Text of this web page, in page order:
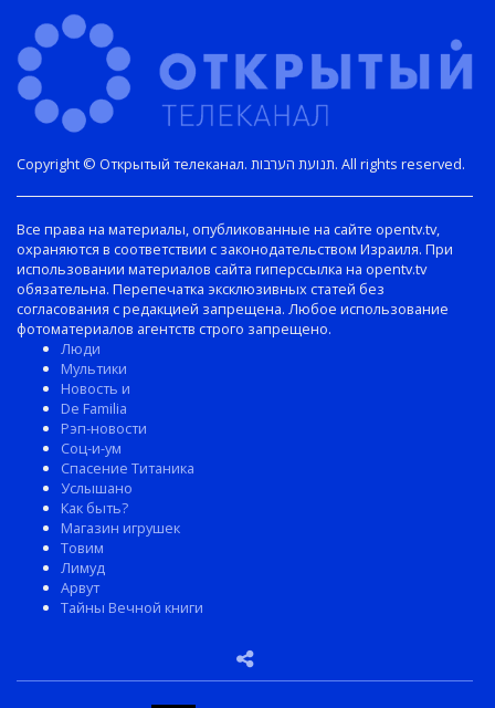
Copyright © Открытый телеканал. תנועת הערבות. All rights reserved.
Все права на материалы, опубликованные на сайте opentv.tv,
охраняются в соответствии с законодательством Израиля. При
использовании материалов сайта гиперссылка на opentv.tv
обязательна. Перепечатка эксклюзивных статей без
согласования с редакцией запрещена. Любое использование
фотоматериалов агентств строго запрещено.
Люди
Мультики
Новость и
De Familia
Рэп-новости
Соц-и-ум
Спасение Титаника
Услышано
Как быть?
Магазин игрушек
Товим
Лимуд
Арвут
Тайны Вечной книги